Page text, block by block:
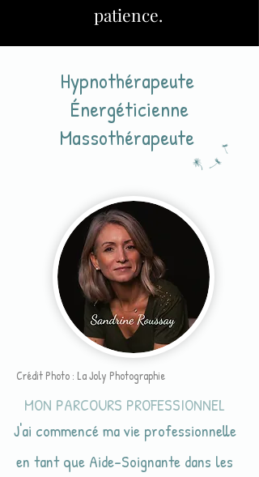
patience.
Hypnothérapeute
Énergéticienne
Massothérapeute
Crédit Photo : La Joly Photographie
MON PARCOURS PROFESSIONNEL
​J'ai commencé ma vie professionnelle
en tant que Aide-Soignante dans les